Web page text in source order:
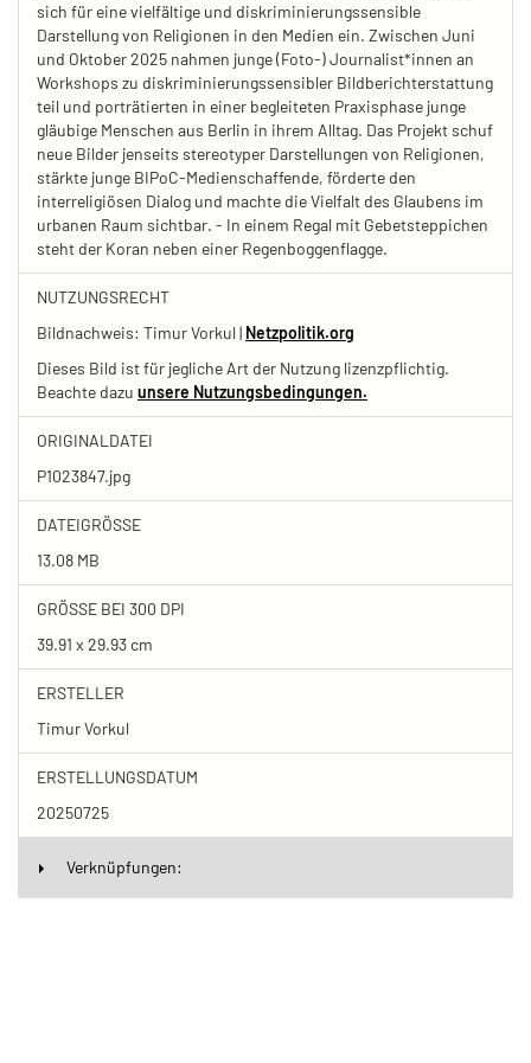
sich für eine vielfältige und diskriminierungssensible
Darstellung von Religionen in den Medien ein. Zwischen Juni
und Oktober 2025 nahmen junge (Foto-) Journalist*innen an
Workshops zu diskriminierungssensibler Bildberichterstattung
teil und porträtierten in einer begleiteten Praxisphase junge
gläubige Menschen aus Berlin in ihrem Alltag. Das Projekt schuf
neue Bilder jenseits stereotyper Darstellungen von Religionen,
stärkte junge BIPoC-Medienschaffende, förderte den
interreligiösen Dialog und machte die Vielfalt des Glaubens im
urbanen Raum sichtbar. - In einem Regal mit Gebetsteppichen
steht der Koran neben einer Regenboggenflagge.
NUTZUNGSRECHT
Bildnachweis: Timur Vorkul | Netzpolitik.org
Dieses Bild ist für jegliche Art der Nutzung lizenzpflichtig.
Beachte dazu unsere Nutzungsbedingungen.
ORIGINALDATEI
P1023847.jpg
DATEIGRÖSSE
13.08 MB
GRÖSSE BEI 300 DPI
39.91 x 29.93 cm
ERSTELLER
Timur Vorkul
ERSTELLUNGSDATUM
20250725
Verknüpfungen: